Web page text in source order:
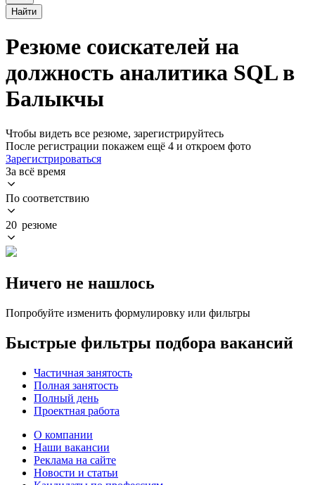
Найти
Резюме соискателей на
должность аналитика SQL в
Балыкчы
Чтобы видеть все резюме, зарегистрируйтесь
После регистрации покажем ещё 4 и откроем фото
Зарегистрироваться
За всё время
По соответствию
20 резюме
Ничего не нашлось
Попробуйте изменить формулировку или фильтры
Быстрые фильтры подбора вакансий
Частичная занятость
Полная занятость
Полный день
Проектная работа
О компании
Наши вакансии
Реклама на сайте
Новости и статьи